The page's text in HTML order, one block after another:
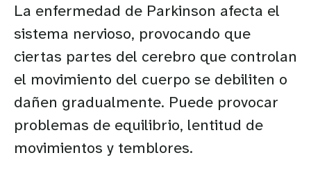
La enfermedad de Parkinson afecta el
sistema nervioso, provocando que
ciertas partes del cerebro que controlan
el movimiento del cuerpo se debiliten o
dañen gradualmente. Puede provocar
problemas de equilibrio, lentitud de
movimientos y temblores.